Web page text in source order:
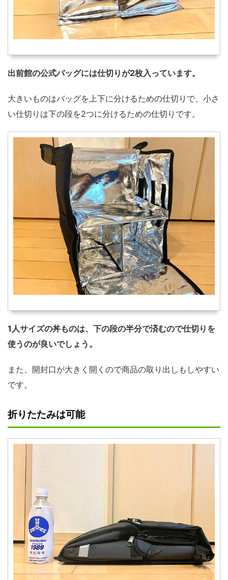
出前館の公式バッグには仕切りが2枚入っています。
大きいものはバッグを上下に分けるための仕切りで、小さ
い仕切りは下の段を2つに分けるための仕切りです。
1人サイズの丼ものは、下の段の半分で済むので仕切りを
使うのが良いでしょう。
また、開封口が大きく開くので商品の取り出しもしやすい
です。
折りたたみは可能